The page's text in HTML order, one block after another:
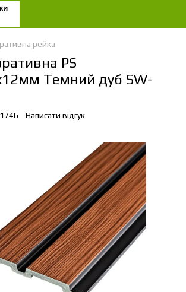
рейка
PS
Темний дуб SW-
Написати відгук